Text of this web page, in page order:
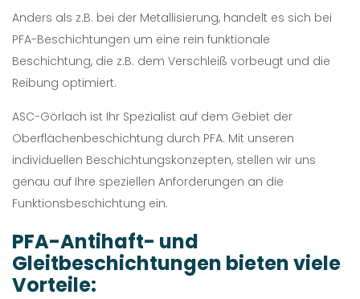
Anders als z.B. bei der Metallisierung, handelt es sich bei
PFA-Beschichtungen um eine rein funktionale
Beschichtung, die z.B. dem Verschleiß vorbeugt und die
Reibung optimiert.
ASC-Görlach ist Ihr Spezialist auf dem Gebiet der
Oberflächenbeschichtung durch PFA. Mit unseren
individuellen Beschichtungskonzepten, stellen wir uns
genau auf Ihre speziellen Anforderungen an die
Funktionsbeschichtung ein.
PFA-Antihaft- und
Gleitbeschichtungen bieten viele
Vorteile: